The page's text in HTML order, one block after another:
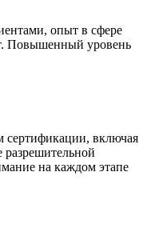
опыт в сфере
Повышенный уровень
сертификации, включая
на каждом этапе